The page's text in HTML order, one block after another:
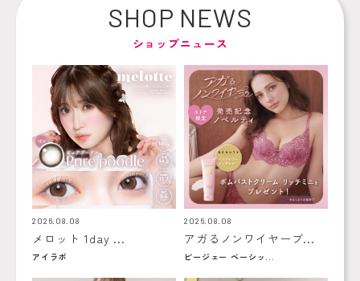
SHOP NEWS
ショップニュース
2026.08.08
メロット 1day ...
アイラボ
2026.08.08
アガるノンワイヤーブ...
ピージェー ベーシッ...